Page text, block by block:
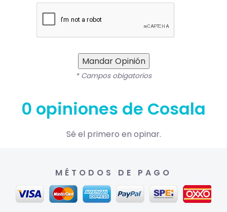
Mandar Opinión
* Campos obigatorios
0 opiniones de Cosala
Sé el primero en opinar.
MÉTODOS DE PAGO